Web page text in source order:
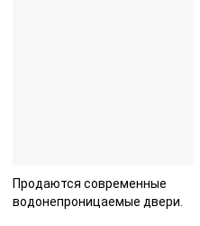
Продаются современные
водонепроницаемые двери.